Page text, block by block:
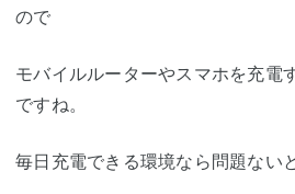
ので
モバイルルーターやスマホを充電
ですね。
毎日充電できる環境なら問題ない